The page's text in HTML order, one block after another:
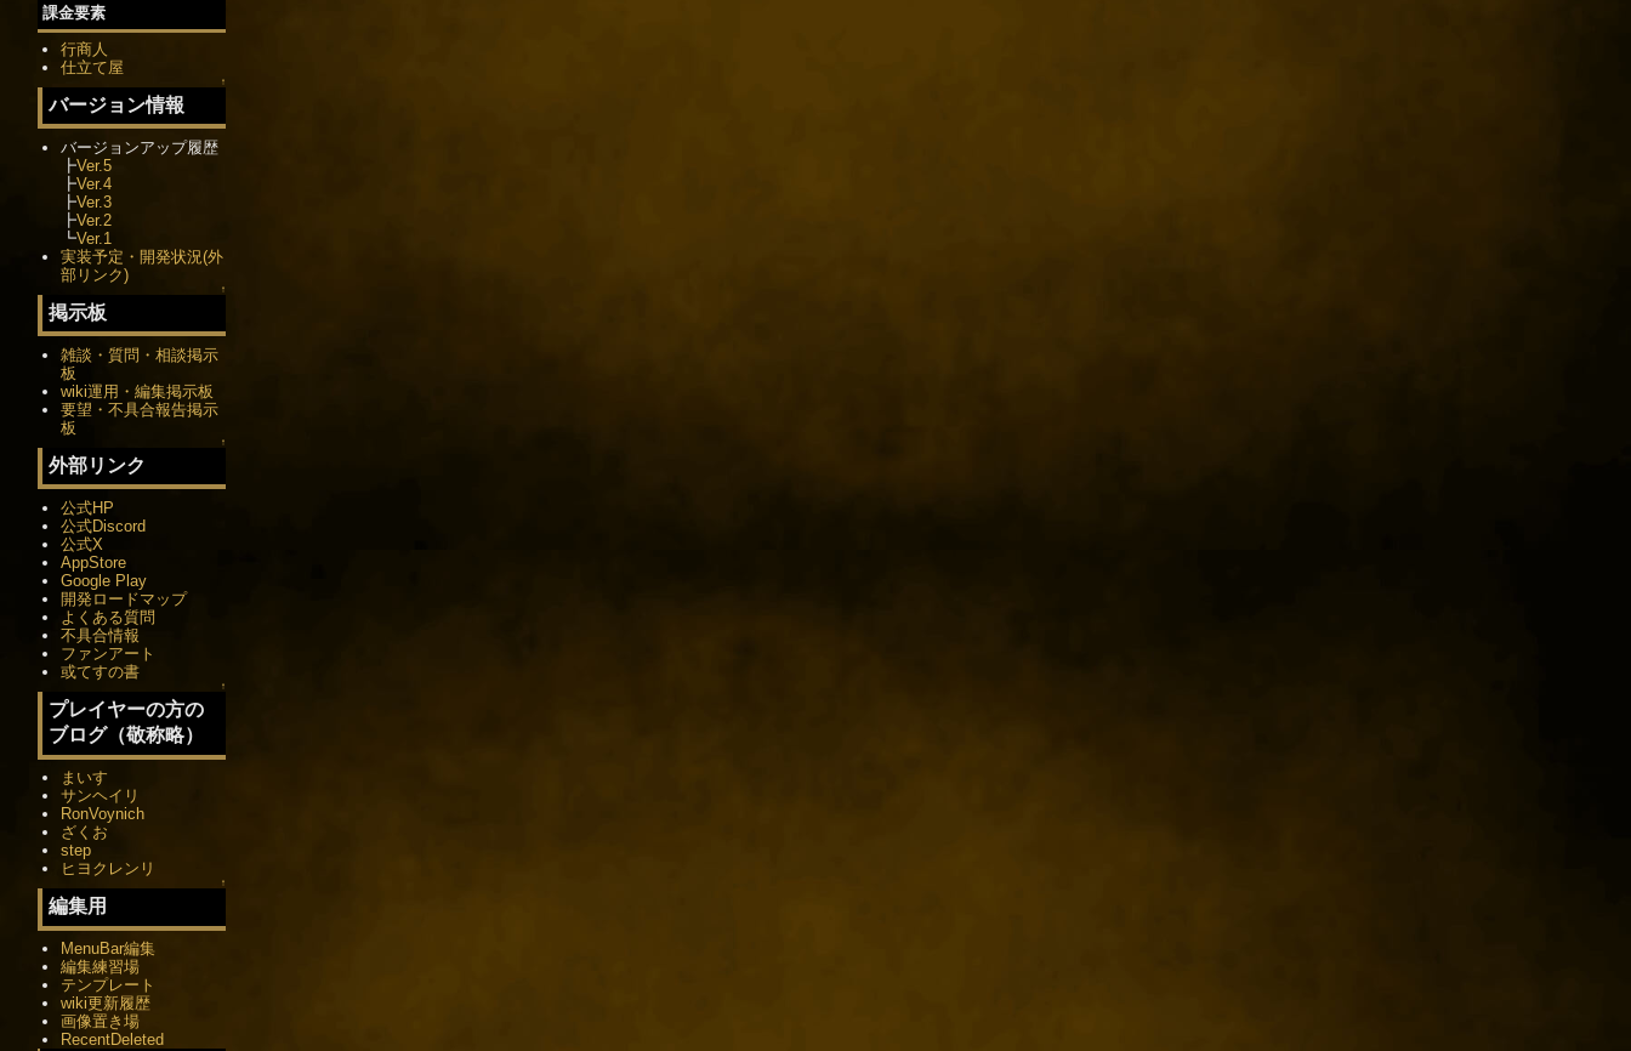
課金要素
行商人
仕立て屋
↑
バージョン情報
バージョンアップ履歴
┣Ver.5
┣Ver.4
┣Ver.3
┣Ver.2
┗Ver.1
実装予定・開発状況(外
部リンク)
↑
掲示板
雑談・質問・相談掲示
板
wiki運用・編集掲示板
要望・不具合報告掲示
板
↑
外部リンク
公式HP
公式Discord
公式X
AppStore
Google Play
開発ロードマップ
よくある質問
不具合情報
ファンアート
或てすの書
↑
プレイヤーの方の
ブログ（敬称略）
まいす
サンヘイリ
RonVoynich
ざくお
step
ヒヨクレンリ
↑
編集用
MenuBar編集
編集練習場
テンプレート
wiki更新履歴
画像置き場
RecentDeleted